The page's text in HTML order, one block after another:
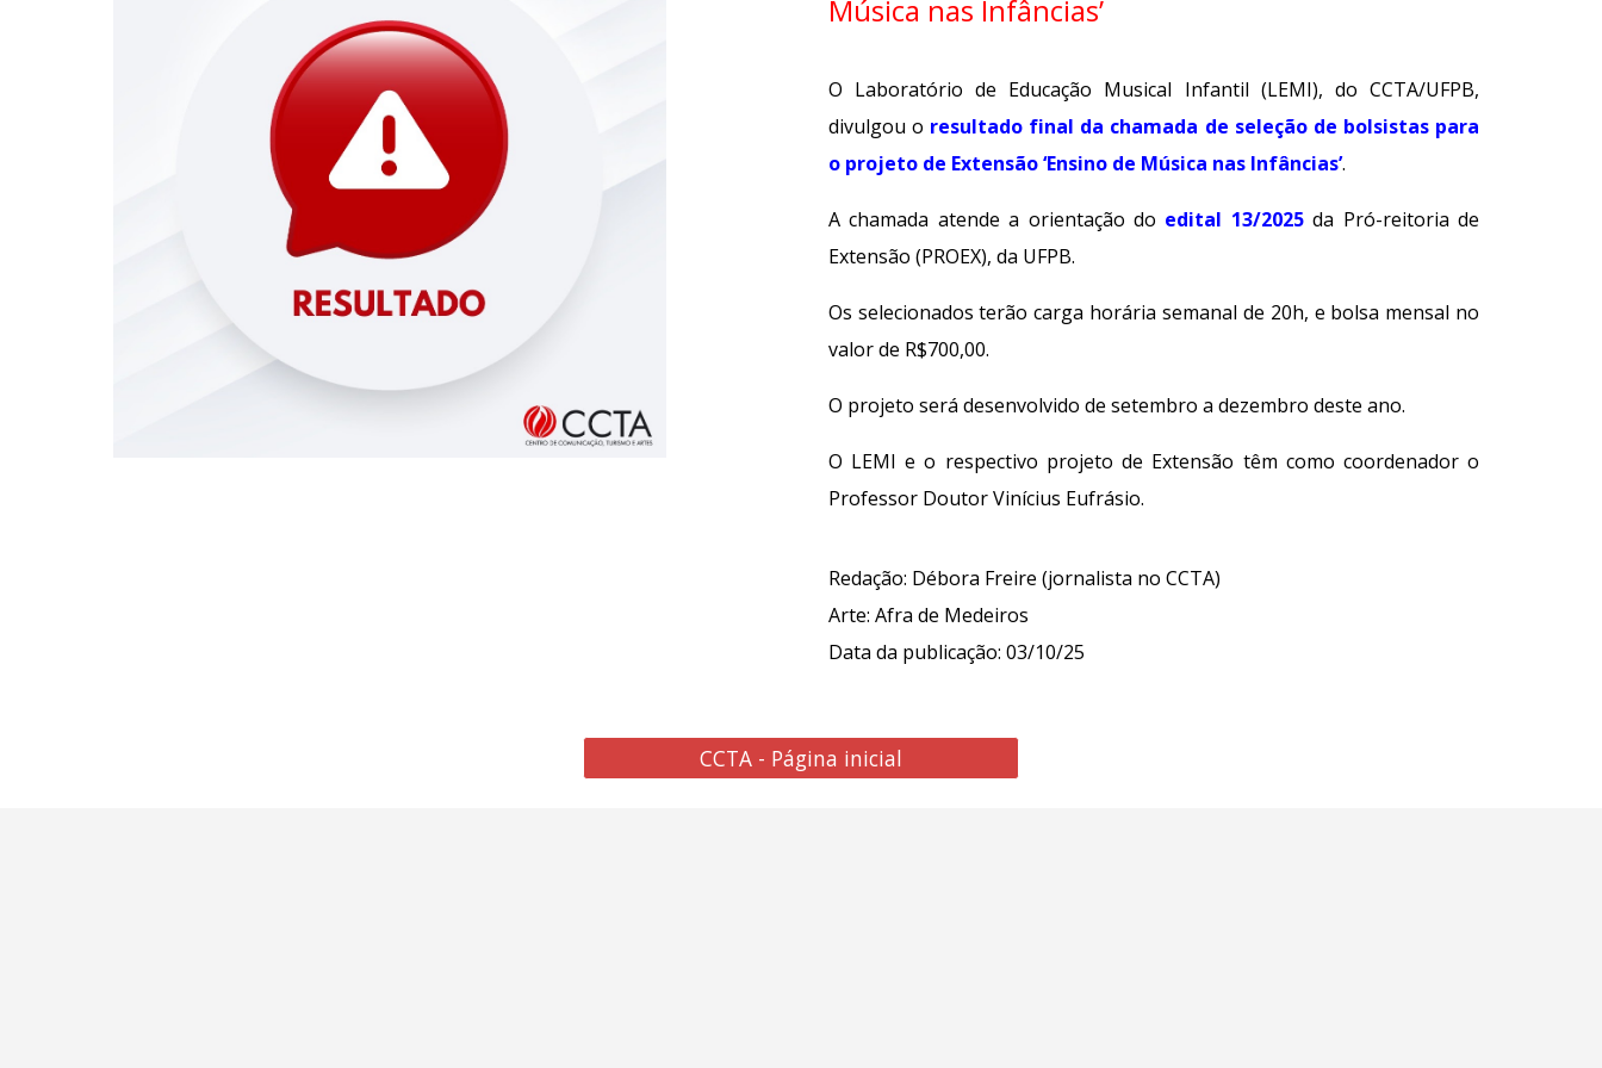
Música nas Infâncias’
O Laboratório de Educação Musical Infantil (LEMI), do CCTA/UFPB,
divulgou o resultado final da chamada de seleção de bolsistas para
o projeto de Extensão ‘Ensino de Música nas Infâncias’.
A chamada atende a orientação do edital 13/2025da Pró-reitoria de
Extensão (PROEX), da UFPB.
Os selecionados terão carga horária semanal de 20h, e bolsa mensal no
valor de R$700,00.
O projeto será desenvolvido de setembro a dezembro deste ano.
O LEMI e o respectivo projeto de Extensão têm como coordenador o
Professor Doutor Vinícius Eufrásio.
Redação: Débora Freire (jornalista no CCTA)
Arte: Afra de Medeiros
Data da publicação: 03/10/25
CCTA - Página inicial